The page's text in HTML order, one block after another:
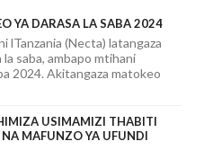
YA DARASA LA SABA 2024
lTanzania (Necta) latangaza
saba, ambapo mtihani
2024. Akitangaza matokeo
USIMAMIZI THABITI
MAFUNZO YA UFUNDI